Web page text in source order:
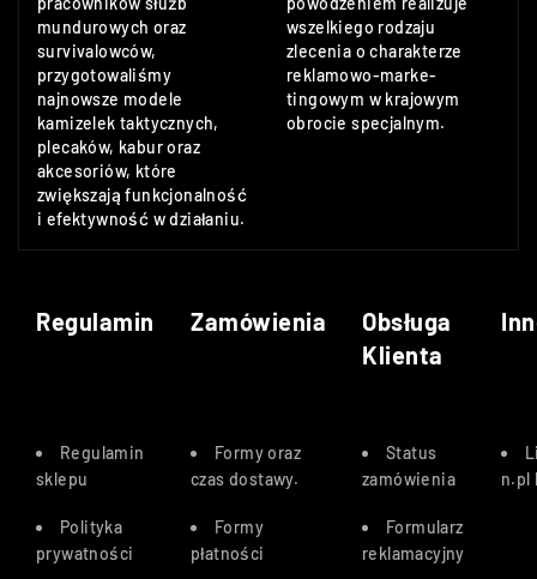
mundurowych oraz
survivalowców,
przygotowaliśmy
najnowsze modele
kamizelek taktycznych,
plecaków, kabur oraz
akcesoriów, które
zwiększają funkcjonalność
i efektywność w działaniu.
wszelkiego rodzaju
zlecenia o charakterze
reklamowo-marke-
tingowym w krajowym
obrocie specjalnym.
Regulamin Zamówienia
Obsługa
Klienta
Regulamin
sklepu
Polityka
prywatności
Formy oraz
czas dostawy.
Formy
płatności
Status
zamówienia
Formularz
reklamacyjny
n.pl